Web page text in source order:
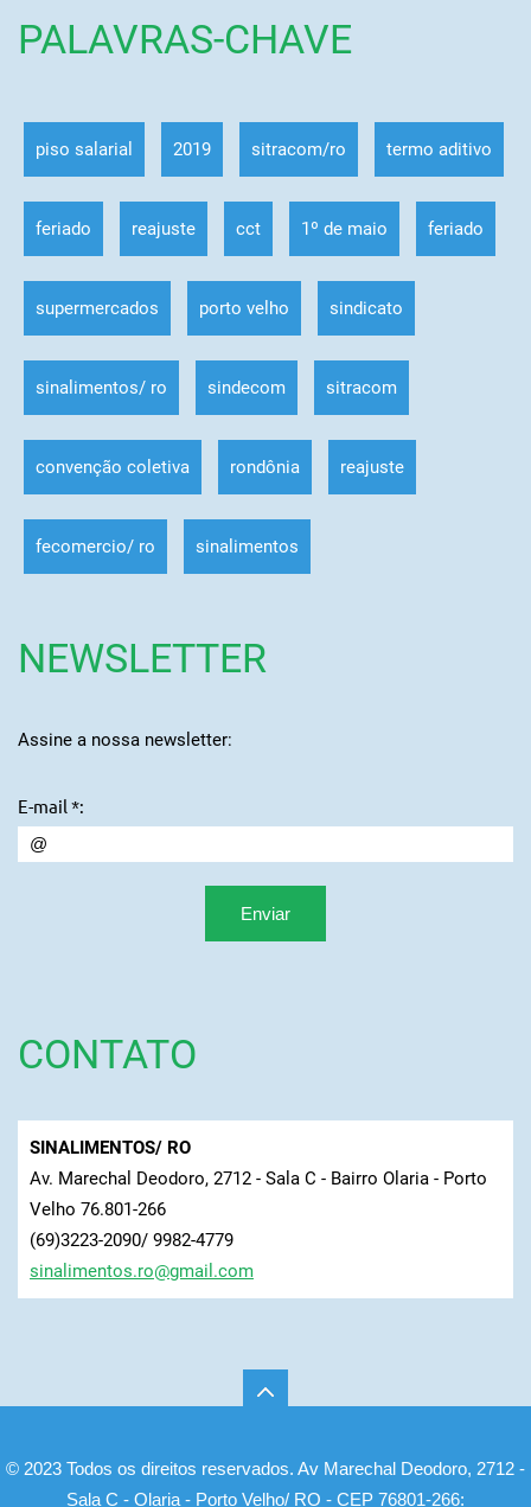
PALAVRAS-CHAVE
piso salarial 2019 sitracom/ro termo aditivo
feriado reajuste cct 1º de maio feriado
supermercados porto velho sindicato
sinalimentos/ ro sindecom sitracom
convenção coletiva rondônia reajuste
fecomercio/ ro sinalimentos
NEWSLETTER
Assine a nossa newsletter:
E-mail *:
CONTATO
SINALIMENTOS/ RO
Av. Marechal Deodoro, 2712 - Sala C - Bairro Olaria - Porto
Velho 76.801-266
(69)3223-2090/ 9982-4779
sinalimentos.ro@gmail.com
© 2023 Todos os direitos reservados. Av Marechal Deodoro, 2712 -
Sala C - Olaria - Porto Velho/ RO - CEP 76801-266: